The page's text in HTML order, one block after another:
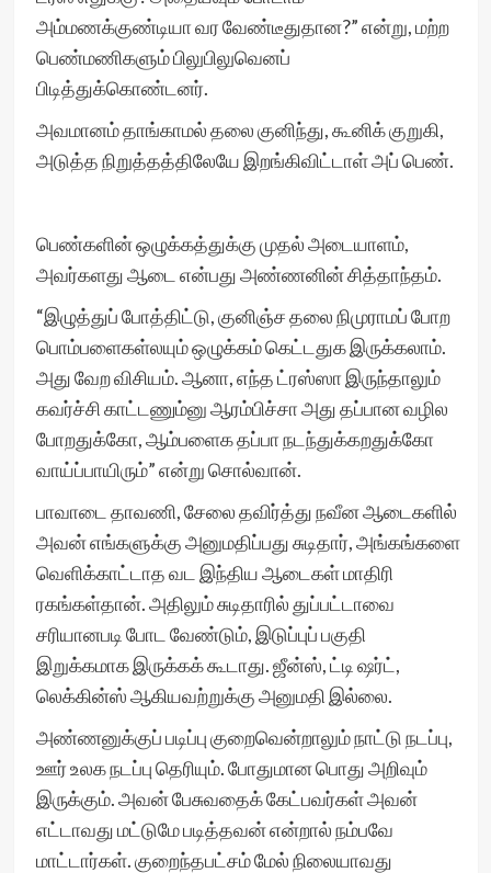
அம்மணக்குண்டியா வர வேண்டீதுதான?” என்று, மற்ற
பெண்மணிகளும் பிலுபிலுவெனப்
பிடித்துக்கொண்டனர்.
அவமானம் தாங்காமல் தலை குனிந்து, கூனிக் குறுகி,
அடுத்த நிறுத்தத்திலேயே இறங்கிவிட்டாள் அப் பெண்.
பெண்களின் ஒழுக்கத்துக்கு முதல் அடையாளம்,
அவர்களது ஆடை என்பது அண்ணனின் சித்தாந்தம்.
“இழுத்துப் போத்திட்டு, குனிஞ்ச தலை நிமுராமப் போற
பொம்பளைகள்லயும் ஒழுக்கம் கெட்டதுக இருக்கலாம்.
அது வேற விசியம். ஆனா, எந்த ட்ரஸ்ஸா இருந்தாலும்
கவர்ச்சி காட்டணும்னு ஆரம்பிச்சா அது தப்பான வழில
போறதுக்கோ, ஆம்பளைக தப்பா நடந்துக்கறதுக்கோ
வாய்ப்பாயிரும்” என்று சொல்வான்.
பாவாடை தாவணி, சேலை தவிர்த்து நவீன ஆடைகளில்
அவன் எங்களுக்கு அனுமதிப்பது சுடிதார், அங்கங்களை
வெளிக்காட்டாத வட இந்திய ஆடைகள் மாதிரி
ரகங்கள்தான். அதிலும் சுடிதாரில் துப்பட்டாவை
சரியானபடி போட வேண்டும், இடுப்புப் பகுதி
இறுக்கமாக இருக்கக் கூடாது. ஜீன்ஸ், ட்டி ஷர்ட்,
லெக்கின்ஸ் ஆகியவற்றுக்கு அனுமதி இல்லை.
அண்ணனுக்குப் படிப்பு குறைவென்றாலும் நாட்டு நடப்பு,
ஊர் உலக நடப்பு தெரியும். போதுமான பொது அறிவும்
இருக்கும். அவன் பேசுவதைக் கேட்பவர்கள் அவன்
எட்டாவது மட்டுமே படித்தவன் என்றால் நம்பவே
மாட்டார்கள். குறைந்தபட்சம் மேல் நிலையாவது